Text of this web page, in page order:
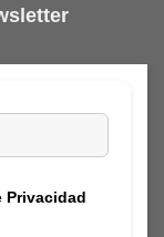
Privacidad